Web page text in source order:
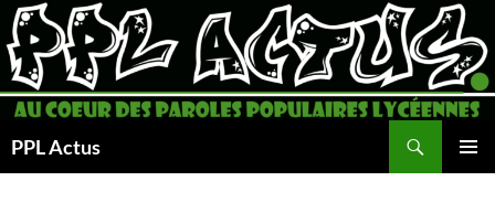
Aller
au
contenu
PPL Actus